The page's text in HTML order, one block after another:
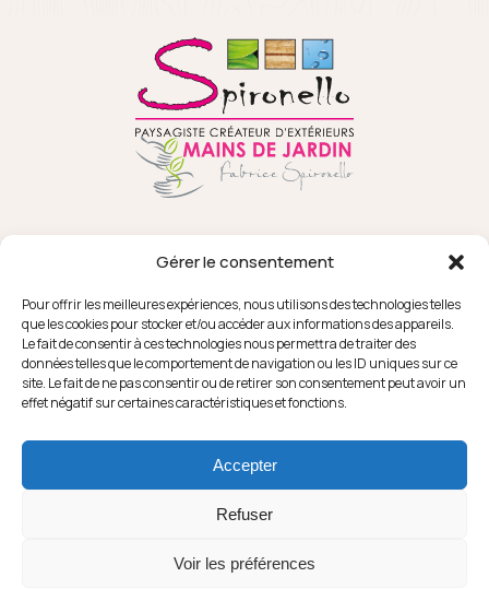
Gérer le consentement
Pour offrir les meilleures expériences, nous utilisons des technologies telles
que les cookies pour stocker et/ou accéder aux informations des appareils.
Le fait de consentir à ces technologies nous permettra de traiter des
données telles que le comportement de navigation ou les ID uniques sur ce
site. Le fait de ne pas consentir ou de retirer son consentement peut avoir un
effet négatif sur certaines caractéristiques et fonctions.
Accepter
Refuser
Voir les préférences
18 RUE SEPAT
82370 CAMPSAS
31850 MONDOUZIL
FACEBOOK
INSTAGRAM
YOUTUBE
HOUZZ
© 2026 Spironello Espaces Verts - Tous droits réservés |